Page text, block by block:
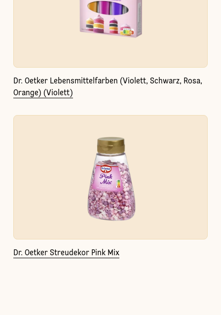
Dr. Oetker Lebensmittelfarben (Violett, Schwarz, Rosa,
Orange) (Violett)
Dr. Oetker Streudekor Pink Mix